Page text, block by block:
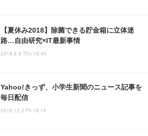
【夏休み2018】除菌できる貯金箱に立体迷
路…自由研究×IT最新事情
2018.8.9 Thu 18:45
Yahoo!きっず、小学生新聞のニュース記事を
毎日配信
2016.12.2 Fri 19:15